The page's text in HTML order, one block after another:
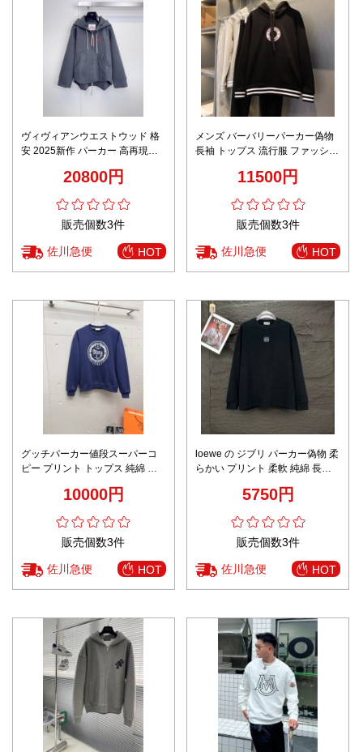
ヴィヴィアンウエストウッド 格
安 2025新作 パーカー 高再現度
イン 上質感 安心サイト 男女兼用
20800円
販売個数3件
佐川急便 HOT
メンズ バーバリーパーカー偽物
長袖 トップス 流行服 ファッショ
11500円
販売個数3件
佐川急便 HOT
グッチパーカー値段スーパーコ
ピー プリント トップス 純綿 ゆ
10000円
販売個数3件
佐川急便 HOT
loewe の ジブリ パーカー偽物 柔
らかい プリント 柔軟 純綿 長袖
5750円
販売個数3件
佐川急便 HOT